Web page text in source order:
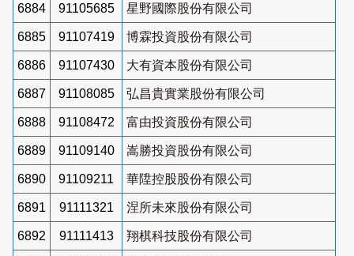
6884 91105685 星野國際股份有限公司
6885 91107419 博霖投資股份有限公司
6886 91107430 大有資本股份有限公司
6887 91108085 弘昌貴實業股份有限公司
6888 91108472 富由投資股份有限公司
6889 91109140 嵩勝投資股份有限公司
6890 91109211 華陞控股股份有限公司
6891 91111321 涅所未來股份有限公司
6892 91111413 翔棋科技股份有限公司